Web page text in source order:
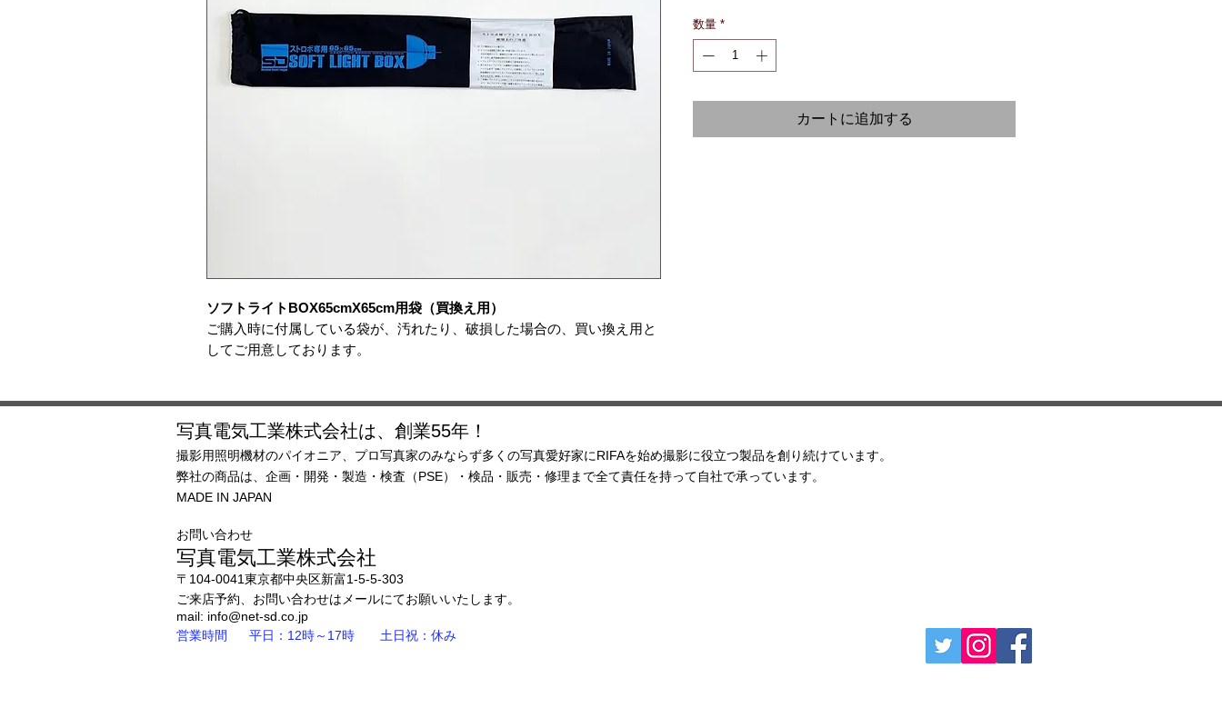
ソフトライトBOX65cmX65cm用袋（買換え用）
ご購入時に付属している袋が、汚れたり、破損した場合の、買い換え用と
してご用意しております。
数量 *
カートに追加する
写真電気工業株式会社は、創業55年！
撮影用照明機材のパイオニア、プロ写真家のみならず多くの写真愛好家にRIFAを始め撮影に役立つ製品を創り続けています。
弊社の商品は、企画・開発・製造・検査（PSE）・検品・販売・修理まで全て責任を持って自社で承っています。
MADE IN JAPAN
お問い合わせ
写真電気工業株式会社
〒104-0041東京都中央区新富1-5-5-303
ご来店予約、お問い合わせはメールにてお願いいたします。
mail: info@net-sd.co.jp
営業時間 平日：12時～17時 土日祝：休み